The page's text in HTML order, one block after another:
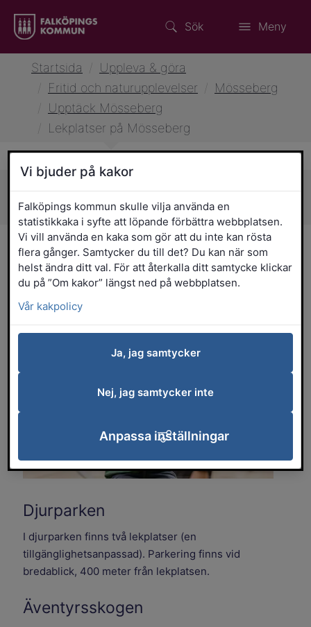
Sök Meny
Startsida
Uppleva & göra
Fritid och naturupplevelser
Mösseberg
Upptäck Mösseberg
Lekplatser på Mösseberg
Lekplatser på Mösseberg
Klättra, gunga, spring! På Mösseberg
finns flera lekplatser för barn i olika åldrar
Djurparken
I djurparken finns två lekplatser (en
tillgänglighetsanpassad). Parkering finns vid
bredablick, 400 meter från lekplatsen.
Äventyrsskogen
Vi bjuder på kakor
Falköpings kommun skulle vilja använda en
statistikkaka i syfte att löpande förbättra webbplatsen.
Vi vill använda en kaka som gör att du inte kan rösta
flera gånger. Samtycker du till det? Du kan när som
helst ändra ditt val. För att återkalla ditt samtycke klickar
du på ”Om kakor” längst ned på webbplatsen.
Vår kakpolicy
Ja, jag samtycker
Nej, jag samtycker inte
Anpassa inställningar